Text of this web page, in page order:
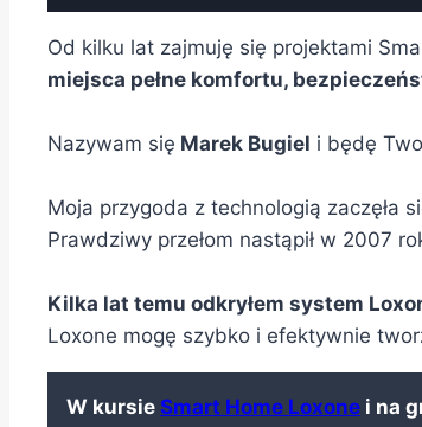
Od kilku lat zajmuję się projektami
miejsca pełne komfortu,
Nazywam się Marek Bugiel i będę
Moja przygoda z technologią zaczęła
Prawdziwy przełom nastąpił w 2007
Kilka lat temu odkryłem system
Loxone mogę szybko i efektywnie
W kursie Smart Home Loxone i na